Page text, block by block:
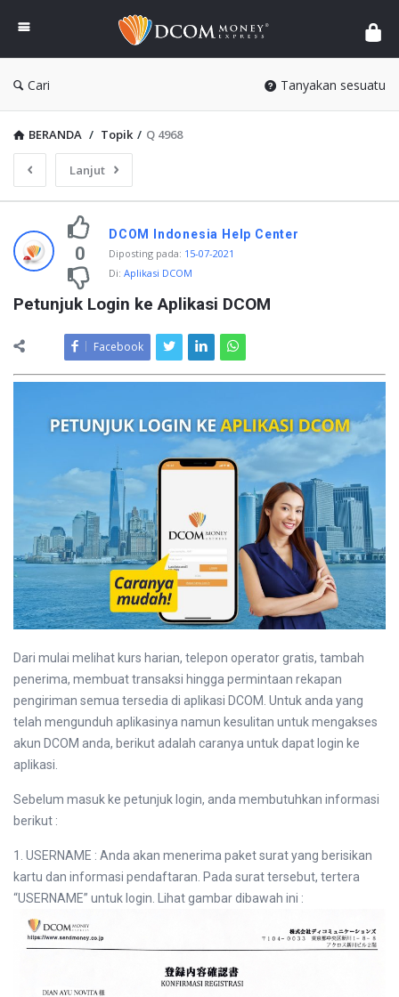
DCOM
Money
Express
Cari Tanyakan sesuatu
BERANDA / Topik / Q 4968
Lanjut
0
DCOM Indonesia Help Center
Diposting pada: 15-07-2021
Di: Aplikasi DCOM
Petunjuk Login ke Aplikasi DCOM
Facebook
Dari mulai melihat kurs harian, telepon operator gratis, tambah
penerima, membuat transaksi hingga permintaan rekapan
pengiriman semua tersedia di aplikasi DCOM. Untuk anda yang
telah mengunduh aplikasinya namun kesulitan untuk mengakses
akun DCOM anda, berikut adalah caranya untuk dapat login ke
aplikasi.
Sebelum masuk ke petunjuk login, anda membutuhkan informasi
berikut :
1. USERNAME : Anda akan menerima paket surat yang berisikan
kartu dan informasi pendaftaran. Pada surat tersebut, tertera
“USERNAME” untuk login. Lihat gambar dibawah ini :